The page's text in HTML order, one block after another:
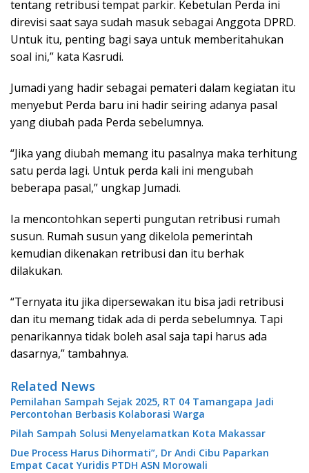
tentang retribusi tempat parkir. Kebetulan Perda ini
direvisi saat saya sudah masuk sebagai Anggota DPRD.
Untuk itu, penting bagi saya untuk memberitahukan
soal ini,” kata Kasrudi.
Jumadi yang hadir sebagai pemateri dalam kegiatan itu
menyebut Perda baru ini hadir seiring adanya pasal
yang diubah pada Perda sebelumnya.
“Jika yang diubah memang itu pasalnya maka terhitung
satu perda lagi. Untuk perda kali ini mengubah
beberapa pasal,” ungkap Jumadi.
Ia mencontohkan seperti pungutan retribusi rumah
susun. Rumah susun yang dikelola pemerintah
kemudian dikenakan retribusi dan itu berhak
dilakukan.
“Ternyata itu jika dipersewakan itu bisa jadi retribusi
dan itu memang tidak ada di perda sebelumnya. Tapi
penarikannya tidak boleh asal saja tapi harus ada
dasarnya,” tambahnya.
Related News
Pemilahan Sampah Sejak 2025, RT 04 Tamangapa Jadi
Percontohan Berbasis Kolaborasi Warga
Pilah Sampah Solusi Menyelamatkan Kota Makassar
Due Process Harus Dihormati”, Dr Andi Cibu Paparkan
Empat Cacat Yuridis PTDH ASN Morowali